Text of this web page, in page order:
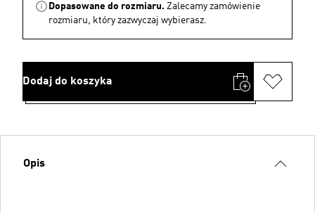
Dopasowane do rozmiaru. Zalecamy zamówienie
rozmiaru, który zazwyczaj wybierasz.
Dodaj do koszyka
Opis